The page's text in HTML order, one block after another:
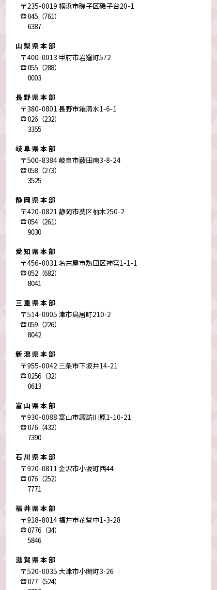
〒235-0019 横浜市磯子区磯子台20-1
045（761）
6387
山梨県本部
〒400-0013 甲府市岩窪町572
055（288）
0003
長野県本部
〒380-0801 長野市箱清水1-6-1
026（232）
3355
岐阜県本部
〒500-8384 岐阜市薮田南3-8-24
058（273）
3525
静岡県本部
〒420-0821 静岡市葵区柚木250-2
054（261）
9030
愛知県本部
〒456-0031 名古屋市熱田区神宮1-1-1
052（682）
8041
三重県本部
〒514-0005 津市鳥居町210-2
059（226）
8042
新潟県本部
〒955-0042 三条市下坂井14-21
0256（32）
0613
富山県本部
〒930-0088 富山市諏訪川原1-10-21
076（432）
7390
石川県本部
〒920-0811 金沢市小坂町西44
076（252）
7771
福井県本部
〒918-8014 福井市花堂中1-3-28
0776（34）
5846
滋賀県本部
〒520-0035 大津市小関町3-26
077（524）